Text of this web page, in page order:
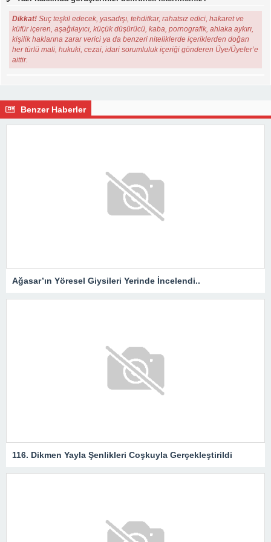
Dikkat! Suç teşkil edecek, yasadışı, tehditkar, rahatsız edici, hakaret ve
küfür içeren, aşağılayıcı, küçük düşürücü, kaba, pornografik, ahlaka aykırı,
kişilik haklarına zarar verici ya da benzeri niteliklerde içeriklerden doğan
her türlü mali, hukuki, cezai, idari sorumluluk içeriği gönderen Üye/Üyeler’e
aittir.
Benzer Haberler
Ağasar’ın Yöresel Giysileri Yerinde İncelendi..
116. Dikmen Yayla Şenlikleri Coşkuyla Gerçekleştirildi